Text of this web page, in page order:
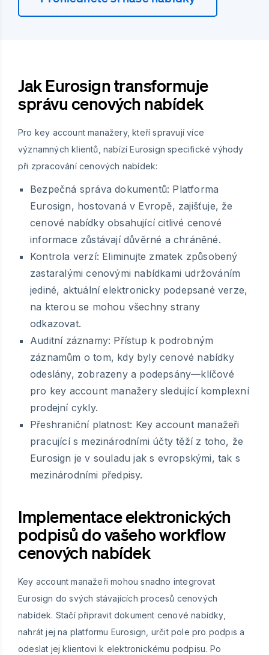
Jak Eurosign transformuje
správu cenových nabídek
Pro key account manažery, kteří spravují více
významných klientů, nabízí Eurosign specifické výhody
při zpracování cenových nabídek:
Bezpečná správa dokumentů: Platforma
Eurosign, hostovaná v Evropě, zajišťuje, že
cenové nabídky obsahující citlivé cenové
informace zůstávají důvěrné a chráněné.
Kontrola verzí: Eliminujte zmatek způsobený
zastaralými cenovými nabídkami udržováním
jediné, aktuální elektronicky podepsané verze,
na kterou se mohou všechny strany
odkazovat.
Auditní záznamy: Přístup k podrobným
záznamům o tom, kdy byly cenové nabídky
odeslány, zobrazeny a podepsány—klíčové
pro key account manažery sledující komplexní
prodejní cykly.
Přeshraniční platnost: Key account manažeři
pracující s mezinárodními účty těží z toho, že
Eurosign je v souladu jak s evropskými, tak s
mezinárodními předpisy.
Implementace elektronických
podpisů do vašeho workflow
cenových nabídek
Key account manažeři mohou snadno integrovat
Eurosign do svých stávajících procesů cenových
nabídek. Stačí připravit dokument cenové nabídky,
nahrát jej na platformu Eurosign, určit pole pro podpis a
odeslat jej klientovi k elektronickému podpisu. Po